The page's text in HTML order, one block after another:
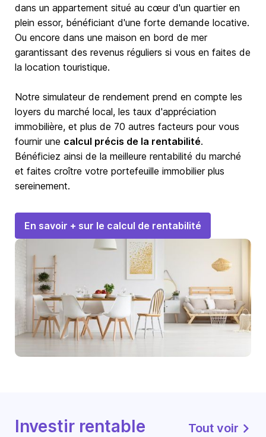
dans un appartement situé au cœur d'un quartier en
plein essor, bénéficiant d'une forte demande locative.
Ou encore dans une maison en bord de mer
garantissant des revenus réguliers si vous en faites de
la location touristique.
Notre simulateur de rendement prend en compte les
loyers du marché local, les taux d'appréciation
immobilière, et plus de 70 autres facteurs pour vous
fournir une calcul précis de la rentabilité.
Bénéficiez ainsi de la meilleure rentabilité du marché
et faites croître votre portefeuille immobilier plus
sereinement.
En savoir + sur le calcul de rentabilité
Investir rentable Tout voir